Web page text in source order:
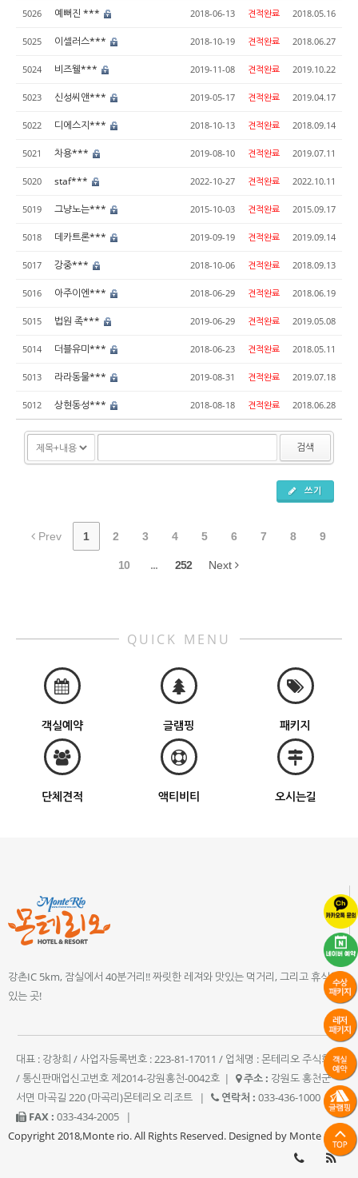
5026 예뻐진 *** 2018-06-13 견적완료 2018.05.16
5025 이셀러스*** 2018-10-19 견적완료 2018.06.27
5024 비즈웰*** 2019-11-08 견적완료 2019.10.22
5023 신성씨앤*** 2019-05-17 견적완료 2019.04.17
5022 디에스지*** 2018-10-13 견적완료 2018.09.14
5021 차용*** 2019-08-10 견적완료 2019.07.11
5020 staf*** 2022-10-27 견적완료 2022.10.11
5019 그냥노는*** 2015-10-03 견적완료 2015.09.17
5018 데카트론*** 2019-09-19 견적완료 2019.09.14
5017 강중*** 2018-10-06 견적완료 2018.09.13
5016 아주이엔*** 2018-06-29 견적완료 2018.06.19
5015 법원 족*** 2019-06-29 견적완료 2019.05.08
5014 더블유미*** 2018-06-23 견적완료 2018.05.11
5013 라라동물*** 2019-08-31 견적완료 2019.07.18
5012 상현동성*** 2018-08-18 견적완료 2018.06.28
검색
쓰기
Prev 1 2 3 4 5 6 7 8 9
10 ... 252 Next
QUICK MENU
객실예약 글램핑 패키지
단체견적 액티비티 오시는길
강촌IC 5km, 잠실에서 40분거리!! 짜릿한 레져와 맛있는 먹거리, 그리고 휴식이
있는 곳!
대표 : 강창희 / 사업자등록번호 : 223-81-17011 / 업체명 : 몬테리오 주식회사
/ 통신판매업신고번호 제2014-강원홍천-0042호 | 주소 : 강원도 홍천군
서면 마곡길 220 (마곡리)몬테리오 리조트
| 연락처 : 033-436-1000
|
FAX : 033-434-2005
|
Copyright 2018,Monte rio. All Rights Reserved. Designed by Monte rio.